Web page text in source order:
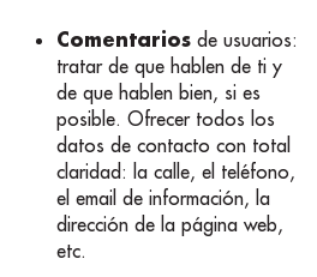
Comentarios de usuarios:
tratar de que hablen de ti y
de que hablen bien, si es
posible. Ofrecer todos los
datos de contacto con total
claridad: la calle, el teléfono,
el email de información, la
dirección de la página web,
etc.